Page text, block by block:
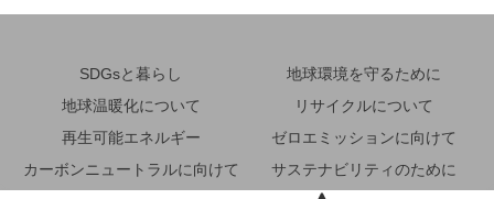
SDGsと暮らし
地球環境を守るために
地球温暖化について
リサイクルについて
再生可能エネルギー
ゼロエミッションに向けて
カーボンニュートラルに向けて
サステナビリティのために